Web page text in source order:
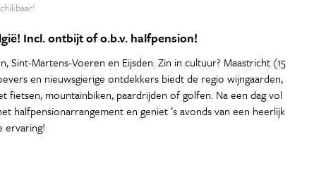
Incl. ontbijt of o.b.v. halfpension!
Martens-Voeren en Eijsden. Zin in cultuur? Maastricht (15
en nieuwsgierige ontdekkers biedt de regio wijngaarden,
fietsen, mountainbiken, paardrijden of golfen. Na een dag vol
halfpensionarrangement en geniet ’s avonds van een heerlijk
ervaring!